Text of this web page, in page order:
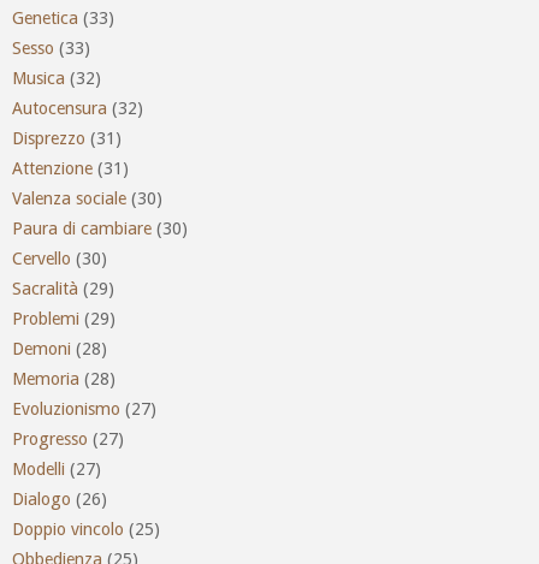
Genetica (33)
Sesso (33)
Musica (32)
Autocensura (32)
Disprezzo (31)
Attenzione (31)
Valenza sociale (30)
Paura di cambiare (30)
Cervello (30)
Sacralità (29)
Problemi (29)
Demoni (28)
Memoria (28)
Evoluzionismo (27)
Progresso (27)
Modelli (27)
Dialogo (26)
Doppio vincolo (25)
Obbedienza (25)